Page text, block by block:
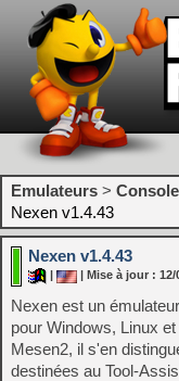
Emulateurs >
Nexen v1.4.43
Nexen v1.4.43
| Mise à jour : 12/
Nexen est un
pour Windows, Linux
Mesen2, il s'en
destinées au Tool-